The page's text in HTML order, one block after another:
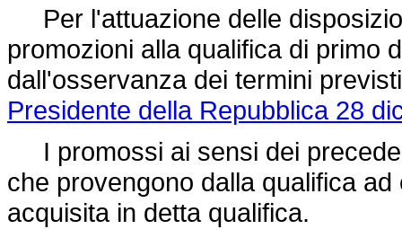
Per l'attuazione delle
promozioni alla qualifica di primo
dall'osservanza dei termini
Presidente della Repubblica 28
I promossi ai sensi dei
che provengono dalla qualifica
acquisita in detta qualifica.